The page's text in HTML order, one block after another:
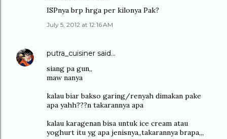
ISPnya brp hrga per kilonya Pak?
July 5, 2012 at 12:16 AM
putra_cuisiner said…
siang pa gun,,
maw nanya
kalau biar bakso garing/renyah dimakan pake
apa yahh???n takarannya apa
kalau karagenan bisa untuk ice cream atau
yoghurt itu yg apa jenisnya,,takarannya brapa,,,